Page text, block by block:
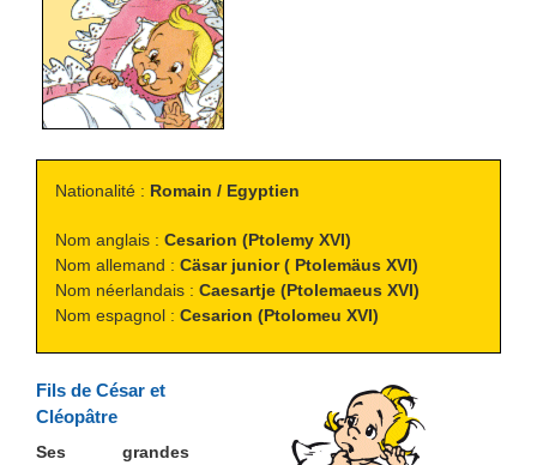
Nationalité : Romain / Egyptien
Nom anglais : Cesarion (Ptolemy XVI)
Nom allemand : Cäsar junior ( Ptolemäus XVI)
Nom néerlandais : Caesartje (Ptolemaeus XVI)
Nom espagnol : Cesarion (Ptolomeu XVI)
Fils de César et
Cléopâtre
Ses grandes